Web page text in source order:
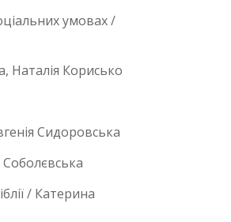
умовах /
Наталія Корисько
Сидоровська
Соболєвська
/ Катерина